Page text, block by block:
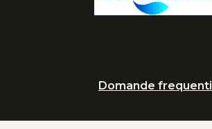
Domande frequenti